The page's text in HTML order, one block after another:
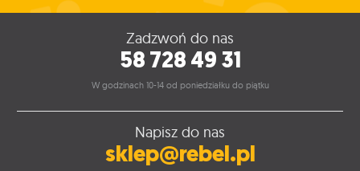
Zadzwoń do nas
58 728 49 31
W godzinach 10-14 od poniedziałku do piątku
Napisz do nas
sklep@rebel.pl